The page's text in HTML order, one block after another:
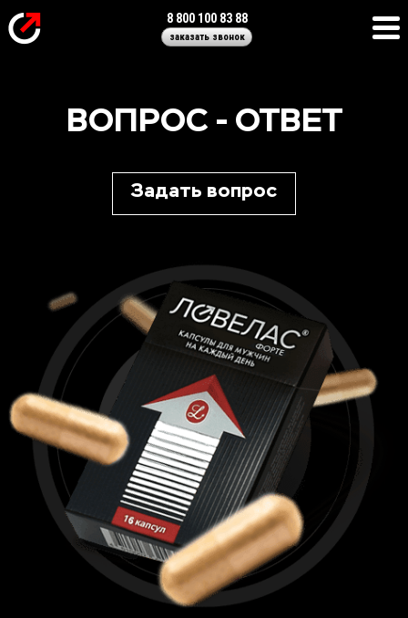
8 800 100 83 88
заказать звонок
ВОПРОС - ОТВЕТ
Задать вопрос